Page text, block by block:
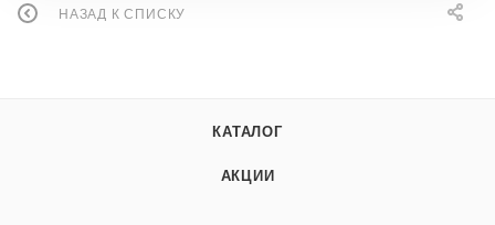
НАЗАД К СПИСКУ
КАТАЛОГ
АКЦИИ